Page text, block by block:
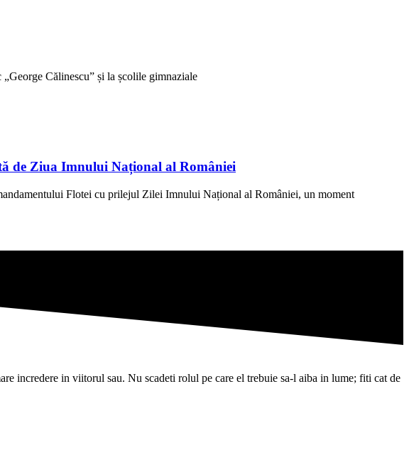
Călinescu” și la școlile gimnaziale
de Ziua Imnului Național al României
Flotei cu prilejul Zilei Imnului Național al României, un moment
incredere in viitorul sau. Nu scadeti rolul pe care el trebuie sa-l aiba in lume; fiti cat de